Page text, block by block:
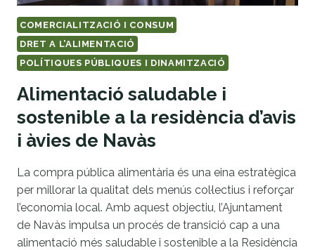
COMERCIALITZACIÓ I CONSUM
DRET A L’ALIMENTACIÓ
POLÍTIQUES PÚBLIQUES I DINAMITZACIÓ
Alimentació saludable i
sostenible a la residència d’avis
i àvies de Navàs
La compra pública alimentària és una eina estratègica
per millorar la qualitat dels menús col·lectius i reforçar
l’economia local. Amb aquest objectiu, l’Ajuntament
de Navàs impulsa un procés de transició cap a una
alimentació més saludable i sostenible a la Residència